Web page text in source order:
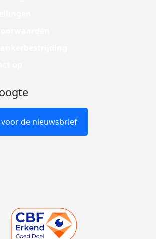
de nieuwsbrief